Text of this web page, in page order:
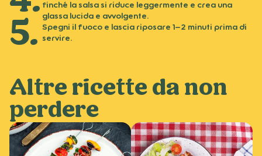
finché la salsa si riduce leggermente e crea una
glassa lucida e avvolgente.
Spegni il fuoco e lascia riposare 1–2 minuti prima di
servire.
Altre ricette da non
perdere